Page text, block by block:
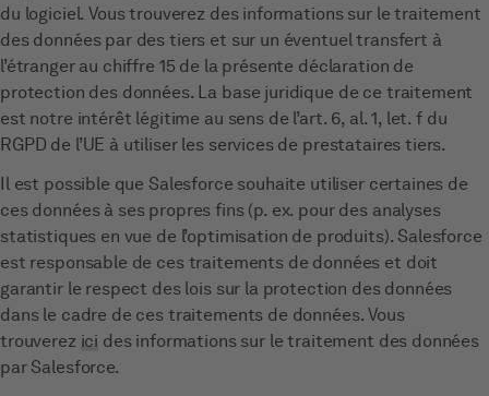
du logiciel. Vous trouverez des informations sur le traitement
des données par des tiers et sur un éventuel transfert à
l’étranger au chiffre 15 de la présente déclaration de
protection des données. La base juridique de ce traitement
est notre intérêt légitime au sens de l’art. 6, al. 1, let. f du
RGPD de l’UE à utiliser les services de prestataires tiers.
Il est possible que Salesforce souhaite utiliser certaines de
ces données à ses propres fins (p. ex. pour des analyses
statistiques en vue de l’optimisation de produits). Salesforce
est responsable de ces traitements de données et doit
garantir le respect des lois sur la protection des données
dans le cadre de ces traitements de données. Vous
trouverez ici des informations sur le traitement des données
par Salesforce.